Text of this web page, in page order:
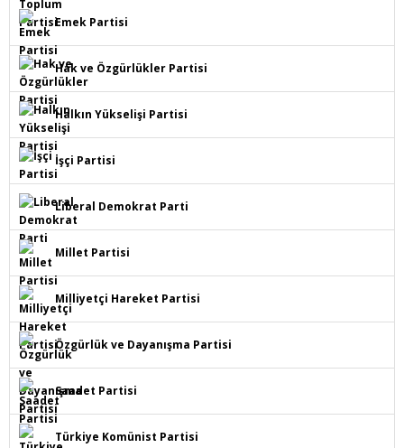
Emek Partisi
Hak ve Özgürlükler Partisi
Halkın Yükselişi Partisi
İşçi Partisi
Liberal Demokrat Parti
Millet Partisi
Milliyetçi Hareket Partisi
Özgürlük ve Dayanışma Partisi
Saadet Partisi
Türkiye Komünist Partisi